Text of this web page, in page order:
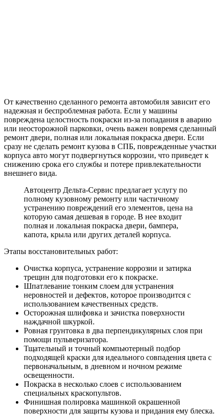
От качественно сделанного ремонта автомобиля зависит его
надежная и беспроблемная работа. Если у машины
повреждена целостность покраски из-за попадания в аварию
или неосторожной парковки, очень важен вовремя сделанный
ремонт двери, полная или локальная покраска двери. Если
сразу не сделать ремонт кузова в СПБ, поврежденные участки
корпуса авто могут подвергнуться коррозии, что приведет к
снижению срока его службы и потере привлекательности
внешнего вида.
Автоцентр Дельта-Сервис предлагает услугу по
полному кузовному ремонту или частичному
устранению повреждений его элементов, цена на
которую самая дешевая в городе. В нее входит
полная и локальная покраска двери, бампера,
капота, крыла или других деталей корпуса.
Этапы восстановительных работ:
Очистка корпуса, устранение коррозии и затирка
трещин для подготовки его к покраске.
Шпатлевание тонким слоем для устранения
неровностей и дефектов, которое производится с
использованием качественных средств.
Осторожная шлифовка и зачистка поверхности
наждачной шкуркой.
Ровная грунтовка в два перпендикулярных слоя при
помощи пульверизатора.
Тщательный и точный компьютерный подбор
подходящей краски для идеального совпадения цвета с
первоначальным, в дневном и ночном режиме
освещенности.
Покраска в несколько слоев с использованием
специальных краскопультов.
Финишная полировка машинкой окрашенной
поверхности для защиты кузова и придания ему блеска.